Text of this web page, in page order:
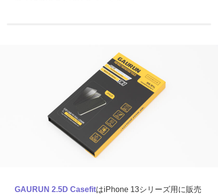
GAURUN 2.5D CasefitはiPhone 13シリーズ用に販売